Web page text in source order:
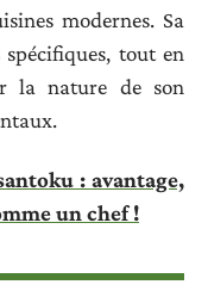
modernes. Sa
tout en
la nature de son
: avantage,
un chef !